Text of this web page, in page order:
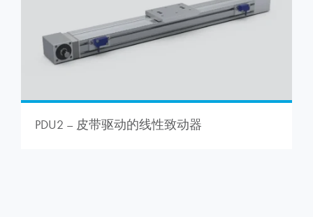
PDU2 – 皮带驱动的线性致动器